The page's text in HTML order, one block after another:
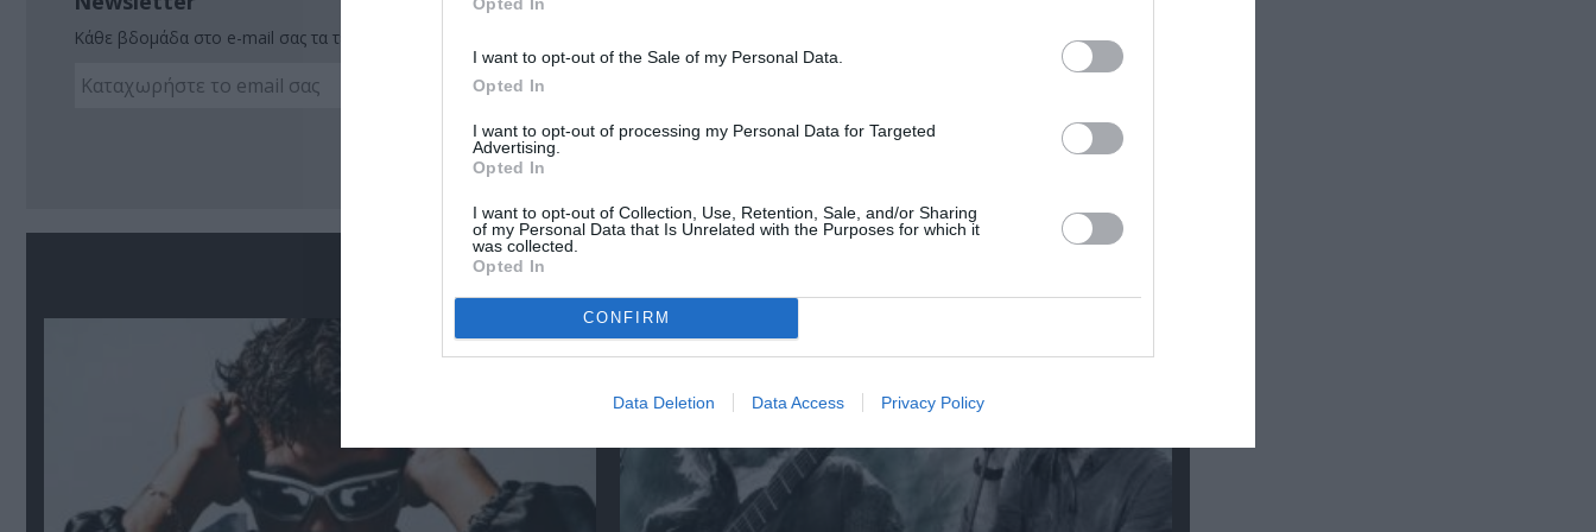
I want to opt-out of the Sale of my Personal Data.
Opted In
I want to opt-out of processing my Personal Data for Targeted
Advertising.
Opted In
I want to opt-out of Collection, Use, Retention, Sale, and/or Sharing
of my Personal Data that Is Unrelated with the Purposes for which it
was collected.
Opted In
CONFIRM
Data Deletion Data Access Privacy Policy
Κάθε βδομάδα στο e-mail σας τα τελευταία νέα για την Τέχνη και τον Πολιτισμό!
Ακολουθήστε το Culturenow.gr
Σχετικά Άρθρα